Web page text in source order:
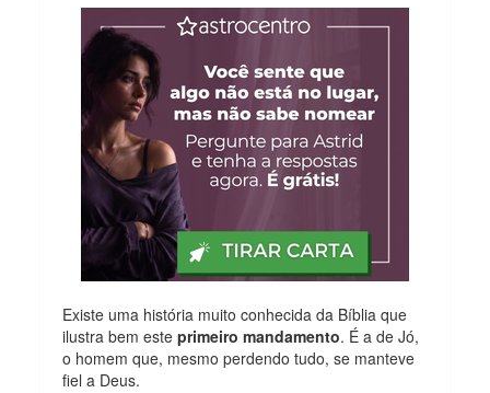
Existe uma história muito conhecida da Bíblia que
ilustra bem este primeiro mandamento. É a de Jó,
o homem que, mesmo perdendo tudo, se manteve
fiel a Deus.